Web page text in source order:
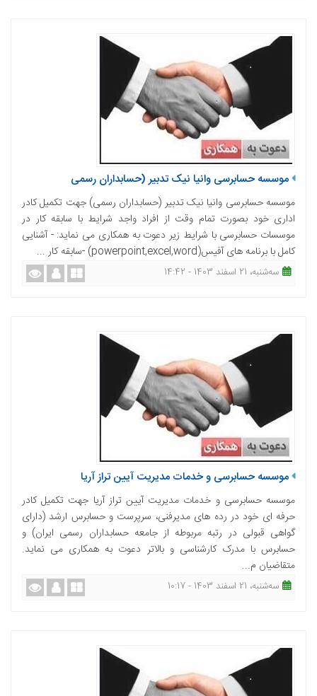
موسسه حسابرسی وانیا نیک تدبیر (حسابداران رسمی
موسسه حسابرسی وانیا نیک تدبیر (حسابداران رسمی) جهت تکمیل کادر
اداری خود بصورت تمام وقت از افراد واجد شرایط با سابقه کار در
موسسات حسابرسی با شرایط زیر دعوت به همکاری می نماید: - آشنایی
کامل با برنامه های آفیس(powerpoint,excel,word) -سابقه کار ...
ﺳﻪشنبه، 21 اسفند 1403 - 14:42
موسسه حسابرسی و خدمات مدیریت آیین تراز آریا
موسسه حسابرسی و خدمات مدیریت آیین تراز آریا جهت تکمیل کادر
حرفه ای خود در رده های مدیرفنی، سرپرست و حسابرس ارشد (دارای
گواهی قبولی در رتبه مربوطه از جامعه حسابداران رسمی ایران) و
حسابرس با مدرک کارشناسی و بالاتر دعوت به همکاری می نماید.
متقاضیان م...
ﺳﻪشنبه، 21 اسفند 1403 - 10:17